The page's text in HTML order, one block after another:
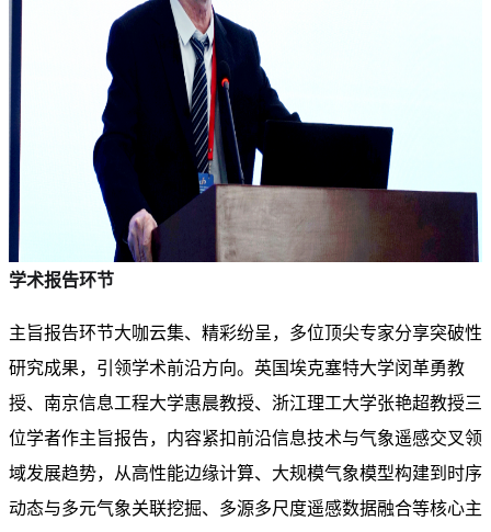
学术报告环节
主旨报告环节大咖云集、精彩纷呈，多位顶尖专家分享突破性
研究成果，引领学术前沿方向。英国埃克塞特大学闵革勇教
授、南京信息工程大学惠晨教授、浙江理工大学张艳超教授三
位学者作主旨报告，内容紧扣前沿信息技术与气象遥感交叉领
域发展趋势，从高性能边缘计算、大规模气象模型构建到时序
动态与多元气象关联挖掘、多源多尺度遥感数据融合等核心主